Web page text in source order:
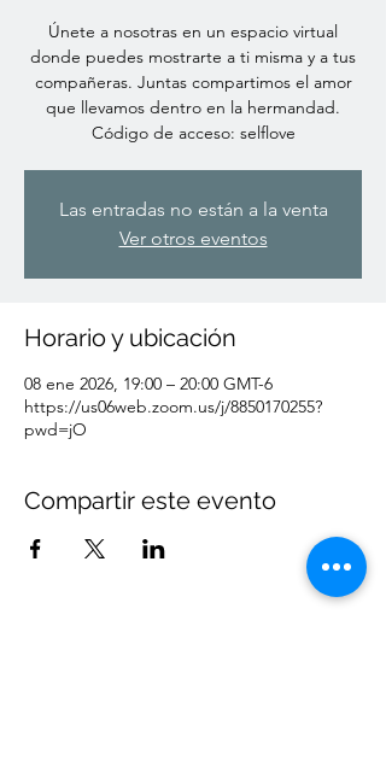
Únete a nosotras en un espacio virtual
donde puedes mostrarte a ti misma y a tus
compañeras. Juntas compartimos el amor
que llevamos dentro en la hermandad.
Código de acceso: selflove
Las entradas no están a la venta
Ver otros eventos
Horario y ubicación
08 ene 2026, 19:00 – 20:00 GMT-6
https://us06web.zoom.us/j/8850170255?
pwd=jO
Compartir este evento